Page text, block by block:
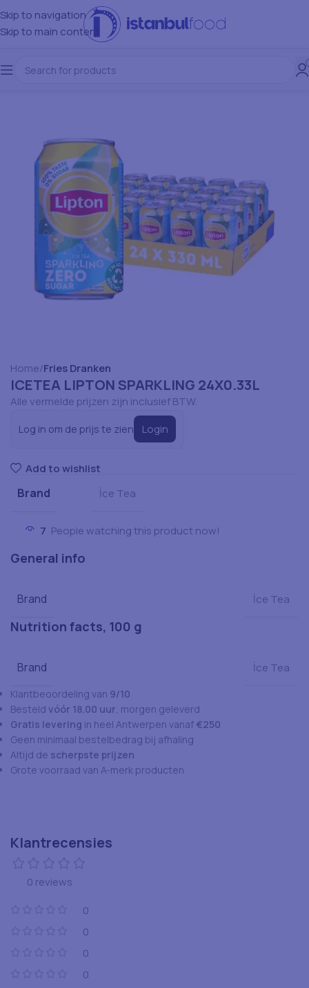
Skip to navigation
Skip to main content
Home Fries Dranken
ICETEA LIPTON SPARKLING 24X0.33L
Alle vermelde prijzen zijn inclusief BTW.
Log in om de prijs te zien Login
Add to wishlist
Brand İce Tea
7 People watching this product now!
General info
Brand İce Tea
Nutrition facts, 100 g
Brand İce Tea
Klantbeoordeling van 9/10
Besteld vóór 18.00 uur, morgen geleverd
Gratis levering in heel Antwerpen vanaf €250
Geen minimaal bestelbedrag bij afhaling
Altijd de scherpste prijzen
Grote voorraad van A-merk producten
Klantrecensies
0 reviews
0
0
0
0